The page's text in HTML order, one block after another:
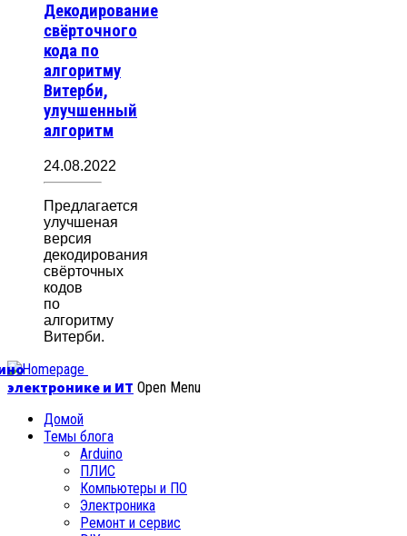
Декодирование
свёрточного
кода по
алгоритму
Витерби,
улучшенный
алгоритм
24.08.2022
Предлагается
улучшеная
версия
декодирования
свёрточных
кодов
по
алгоритму
Витерби.
электронике и ИТ Open Menu
Домой
Темы блога
Arduino
ПЛИС
Компьютеры и ПО
Электроника
Ремонт и сервис